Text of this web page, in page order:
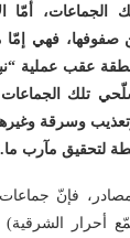
الجماعات، أمّا
صفوفها، فهي
عقب عملية
تلك الجماعات
وسرقة
لتحقيق مآرب
فإنّ
أحرار